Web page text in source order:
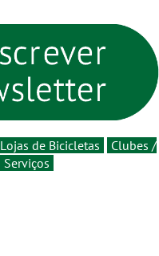
Lojas de Bicicletas
Clubes /
Serviços